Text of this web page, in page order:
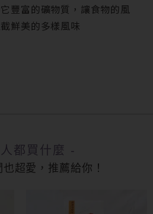
豐富的礦物質，讓食物的風
鮮美的多樣風味
都買什麼 -
超愛，推薦給你！